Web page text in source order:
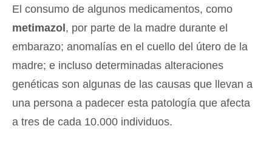
El consumo de algunos medicamentos, como
metimazol, por parte de la madre durante el
embarazo; anomalías en el cuello del útero de la
madre; e incluso determinadas alteraciones
genéticas son algunas de las causas que llevan a
una persona a padecer esta patología que afecta
a tres de cada 10.000 individuos.